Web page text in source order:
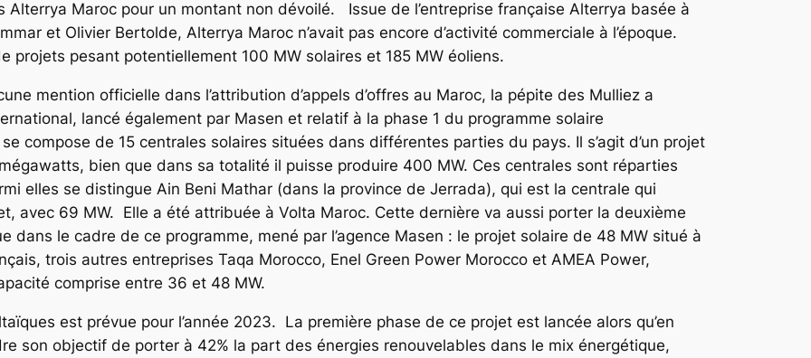
Alterrya Maroc pour un montant non dévoilé. Issue de l’entreprise française Alterrya basée à
et Olivier Bertolde, Alterrya Maroc n’avait pas encore d’activité commerciale à l’époque.
projets pesant potentiellement 100 MW solaires et 185 MW éoliens.
mention officielle dans l’attribution d’appels d’offres au Maroc, la pépite des Mulliez a
lancé également par Masen et relatif à la phase 1 du programme solaire
compose de 15 centrales solaires situées dans différentes parties du pays. Il s’agit d’un projet
bien que dans sa totalité il puisse produire 400 MW. Ces centrales sont réparties
elles se distingue Ain Beni Mathar (dans la province de Jerrada), qui est la centrale qui
avec 69 MW. Elle a été attribuée à Volta Maroc. Cette dernière va aussi porter la deuxième
dans le cadre de ce programme, mené par l’agence Masen : le projet solaire de 48 MW situé à
trois autres entreprises Taqa Morocco, Enel Green Power Morocco et AMEA Power,
comprise entre 36 et 48 MW.
est prévue pour l’année 2023. La première phase de ce projet est lancée alors qu’en
son objectif de porter à 42% la part des énergies renouvelables dans le mix énergétique,